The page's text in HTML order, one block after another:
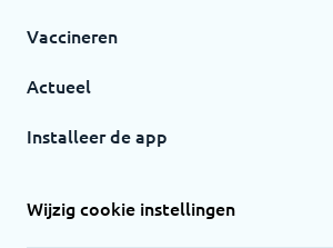
Vaccineren
Actueel
Installeer de app
Wijzig cookie instellingen